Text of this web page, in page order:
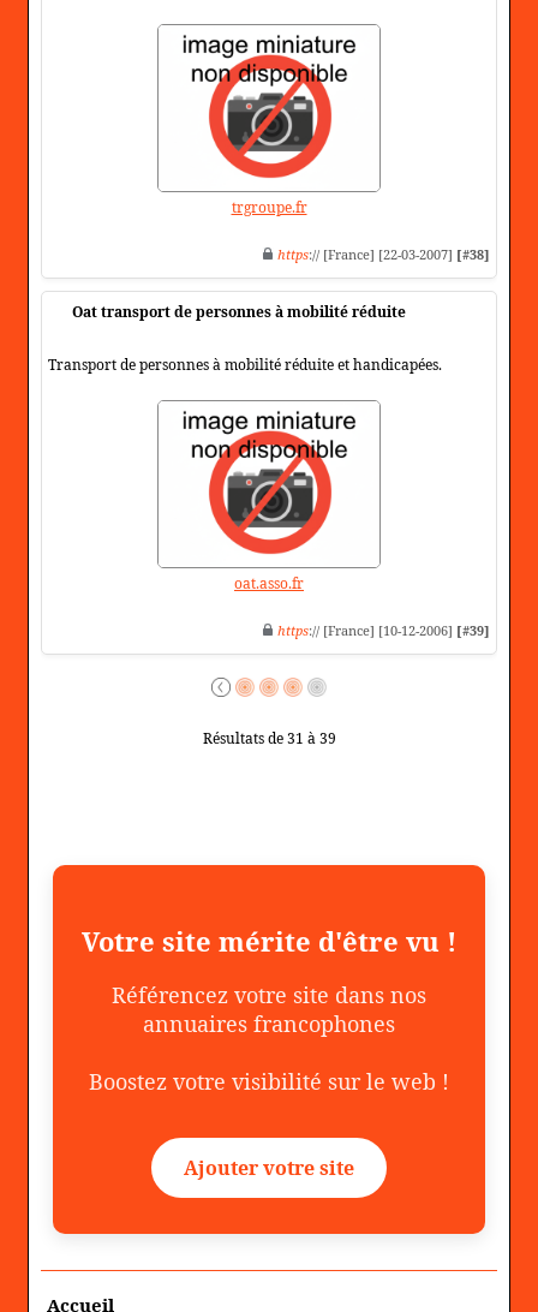
trgroupe.fr
https:// [France] [22-03-2007] [#38]
Oat transport de personnes à mobilité réduite
Transport de personnes à mobilité réduite et handicapées.
oat.asso.fr
https:// [France] [10-12-2006] [#39]
Résultats de 31 à 39
Votre site mérite d'être vu !
Référencez votre site dans nos
annuaires francophones
Boostez votre visibilité sur le web !
Ajouter votre site
Accueil